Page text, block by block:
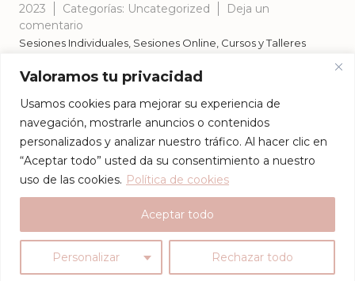
Valoramos tu privacidad
Usamos cookies para mejorar su experiencia de
navegación, mostrarle anuncios o contenidos
personalizados y analizar nuestro tráfico. Al hacer clic en
“Aceptar todo” usted da su consentimiento a nuestro
uso de las cookies. Política de cookies
Personalizar Rechazar todo
Aceptar todo
2023
Categorías: Uncategorized
Deja un
comentario
TE
Sesiones Individuales, Sesiones Online, Cursos y Talleres